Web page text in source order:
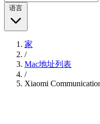
语言
家
/
Mac地址列表
/
Xiaomi